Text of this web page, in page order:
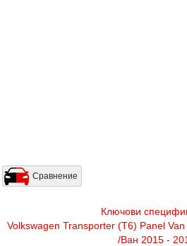
Сравнение
Ключови
Volkswagen Transporter (T6) Panel
/Ван 2015 -